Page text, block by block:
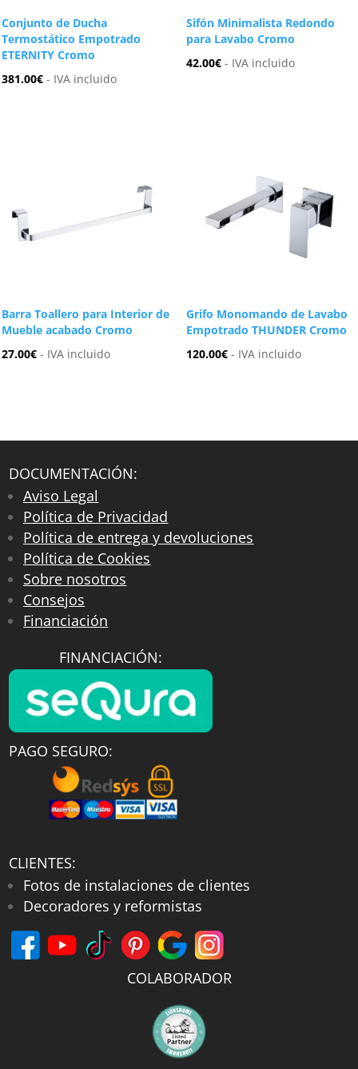
Conjunto de Ducha
Termostático Empotrado
ETERNITY Cromo
381.00€ - IVA incluido
Sifón Minimalista Redondo
para Lavabo Cromo
42.00€ - IVA incluido
Barra Toallero para Interior de
Mueble acabado Cromo
27.00€ - IVA incluido
Grifo Monomando de Lavabo
Empotrado THUNDER Cromo
120.00€ - IVA incluido
DOCUMENTACIÓN:
Aviso Legal
Política de Privacidad
Política de entrega y devoluciones
Política de Cookies
Sobre nosotros
Consejos
Financiación
FINANCIACIÓN:
PAGO SEGURO:
CLIENTES:
Fotos de instalaciones de clientes
Decoradores y reformistas
COLABORADOR